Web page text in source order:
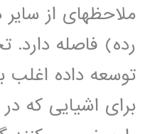
ملاحظه­ای از
رده) فاصله دارد.
توسعه داده اغلب
برای اشیایی که